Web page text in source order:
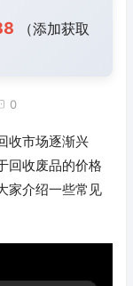
（添加获取
0
收市场逐渐兴
回收废品的价格
家介绍一些常见